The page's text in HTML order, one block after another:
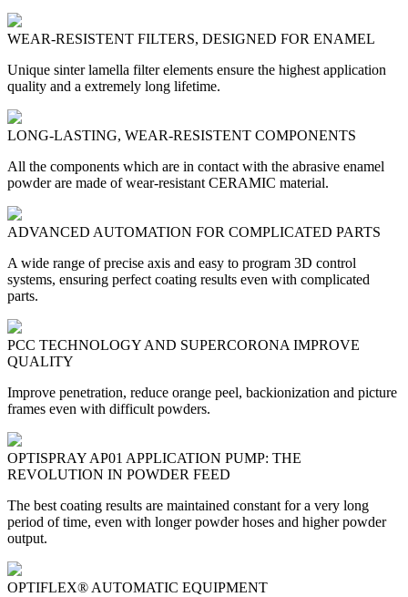
WEAR-RESISTENT FILTERS, DESIGNED FOR ENAMEL
Unique sinter lamella filter elements ensure the highest application
quality and a extremely long lifetime.
LONG-LASTING, WEAR-RESISTENT COMPONENTS
All the components which are in contact with the abrasive enamel
powder are made of wear-resistant CERAMIC material.
ADVANCED AUTOMATION FOR COMPLICATED PARTS
A wide range of precise axis and easy to program 3D control
systems, ensuring perfect coating results even with complicated
parts.
PCC TECHNOLOGY AND SUPERCORONA IMPROVE
QUALITY
Improve penetration, reduce orange peel, backionization and picture
frames even with difficult powders.
OPTISPRAY AP01 APPLICATION PUMP: THE
REVOLUTION IN POWDER FEED
The best coating results are maintained constant for a very long
period of time, even with longer powder hoses and higher powder
output.
OPTIFLEX® AUTOMATIC EQUIPMENT